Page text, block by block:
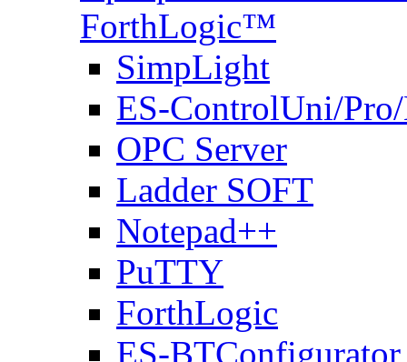
ForthLogic™
SimpLight
ES-ControlUni/
OPC Server
Ladder SOFT
Notepad++
PuTTY
ForthLogic
ES-BTConfigurator